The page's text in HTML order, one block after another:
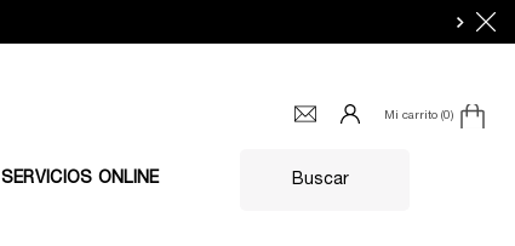
Mi carrito 0
0 producto en el carrito
SERVICIOS ONLINE Buscar